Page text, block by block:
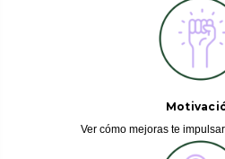
Ver cómo mejoras te